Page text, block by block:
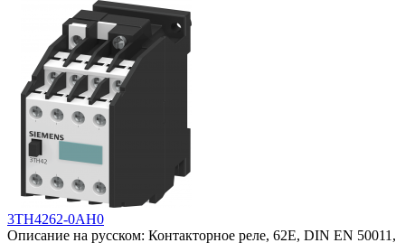
3TH4262-0AH0
Описание на русском: Контакторное реле, 62E, DIN EN 50011,